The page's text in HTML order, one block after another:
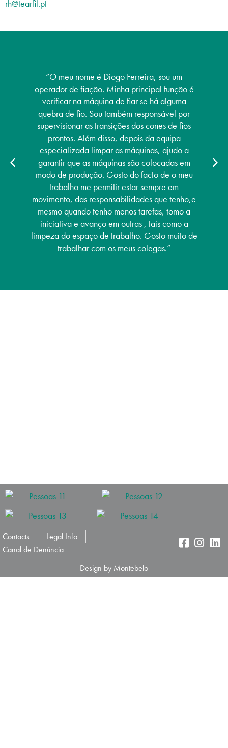
rh@tearfil.pt
“O meu nome é Bento Ferreira, sou Supervisor
de Turno. Trabalho na área produtiva e sou
responsável por garantir que as máquinas da
linha de produção, cardas, torces, contínuos e
bobinadeiras, estão operacionais, antes de
iniciar o turno e durante o mesmo. Sou também
responsável pela supervisão do grupo de
pessoas que trabalham no meu turno. Além
disso, trabalho em conjunto com os meus
colegas, especialmente se houver um processo
complexo que exija mais tempo e atenção.
Gosto verdadeiramente do que faço e de o
poder fazer com pessoas incríveis!”
Contacts
Legal Info
Canal de Denúncia
Design by Montebelo